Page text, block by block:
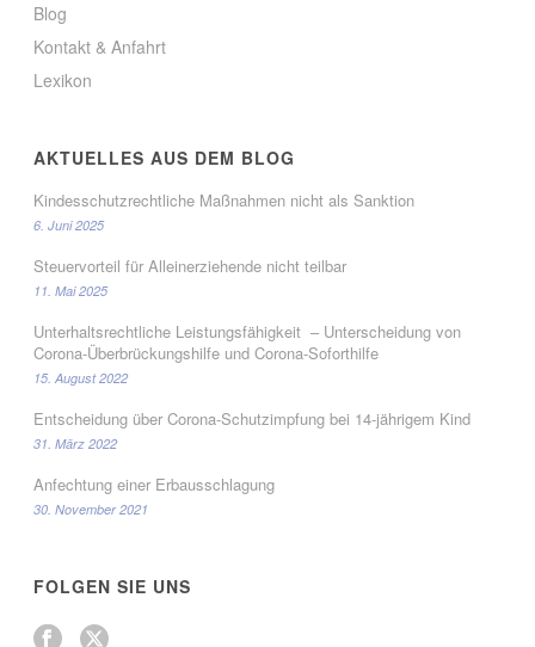
Blog
Kontakt & Anfahrt
Lexikon
AKTUELLES AUS DEM BLOG
Kindesschutzrechtliche Maßnahmen nicht als Sanktion
6. Juni 2025
Steuervorteil für Alleinerziehende nicht teilbar
11. Mai 2025
Unterhaltsrechtliche Leistungsfähigkeit – Unterscheidung von
Corona-Überbrückungshilfe und Corona-Soforthilfe
15. August 2022
Entscheidung über Corona-Schutzimpfung bei 14-jährigem Kind
31. März 2022
Anfechtung einer Erbausschlagung
30. November 2021
FOLGEN SIE UNS